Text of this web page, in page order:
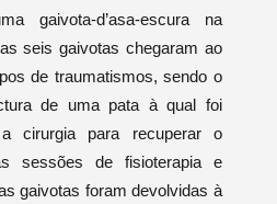
gaivota-d’asa-escura na
seis gaivotas chegaram ao
de traumatismos, sendo o
de uma pata à qual foi
cirurgia para recuperar o
sessões de fisioterapia e
gaivotas foram devolvidas à